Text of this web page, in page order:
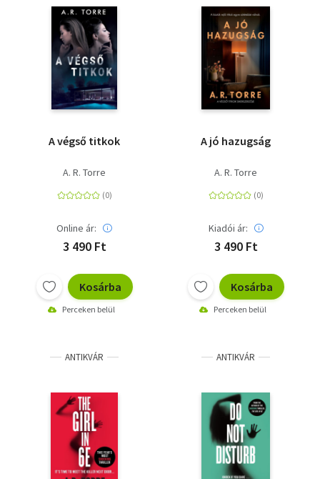
A végső titkok
A. R. Torre
Online ár:
3 490 Ft
Kosárba
Perceken belül
A jó hazugság
A. R. Torre
Kiadói ár:
3 490 Ft
Kosárba
Perceken belül
ANTIKVÁR ANTIKVÁR